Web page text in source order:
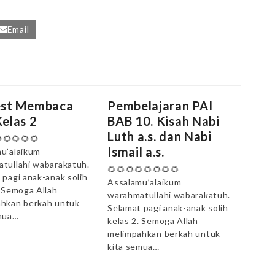
Email
Membaca
2
wabarakatuh.
pagi anak-anak solih
Allah
berkah untuk
Pembelajaran PAI
BAB 10. Kisah Nabi
Luth a.s. dan Nabi
Ismail a.s.
🌻🌻🌻🌻🌻🌻🌻🌻
Assalamu’alaikum
warahmatullahi wabarakatuh.
Selamat pagi anak-anak solih
kelas 2. Semoga Allah
melimpahkan berkah untuk
kita semua…